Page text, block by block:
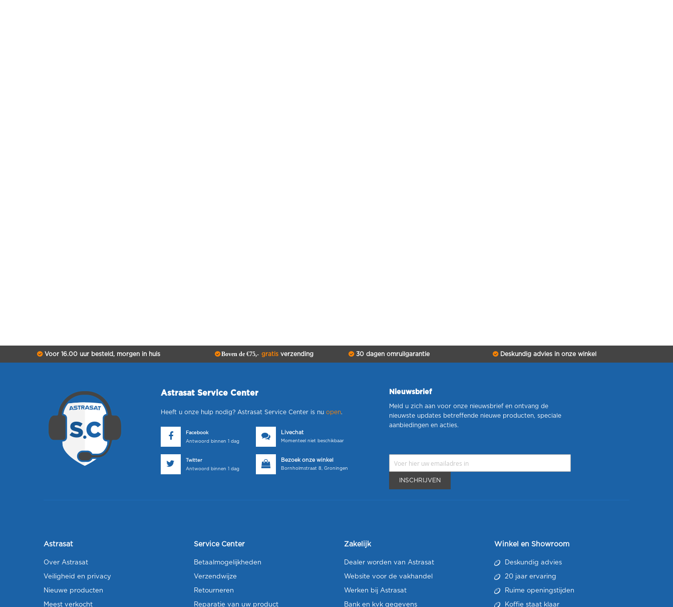
Voor 16.00 uur besteld, morgen in huis Boven de €75,- gratisverzending 30 dagen omruilgarantie Deskundig advies in onze winkel
Astrasat Service Center
Heeft u onze hulp nodig? Astrasat Service Center is nu open.
Facebook
Antwoord binnen 1 dag
Livechat
Momenteel niet beschikbaar
Twitter
Antwoord binnen 1 dag
Bezoek onze winkel
Bornholmstraat 8, Groningen
Nieuwsbrief
Meld u zich aan voor onze nieuwsbrief en ontvang de
nieuwste updates betreffende nieuwe producten, speciale
aanbiedingen en acties.
INSCHRIJVEN
Astrasat
Over Astrasat
Veiligheid en privacy
Nieuwe producten
Meest verkocht
Service Center
Betaalmogelijkheden
Verzendwijze
Retourneren
Reparatie van uw product
Zakelijk
Dealer worden van Astrasat
Website voor de vakhandel
Werken bij Astrasat
Bank en kvk gegevens
Winkel en Showroom
Deskundig advies
20 jaar ervaring
Ruime openingstijden
Koffie staat klaar